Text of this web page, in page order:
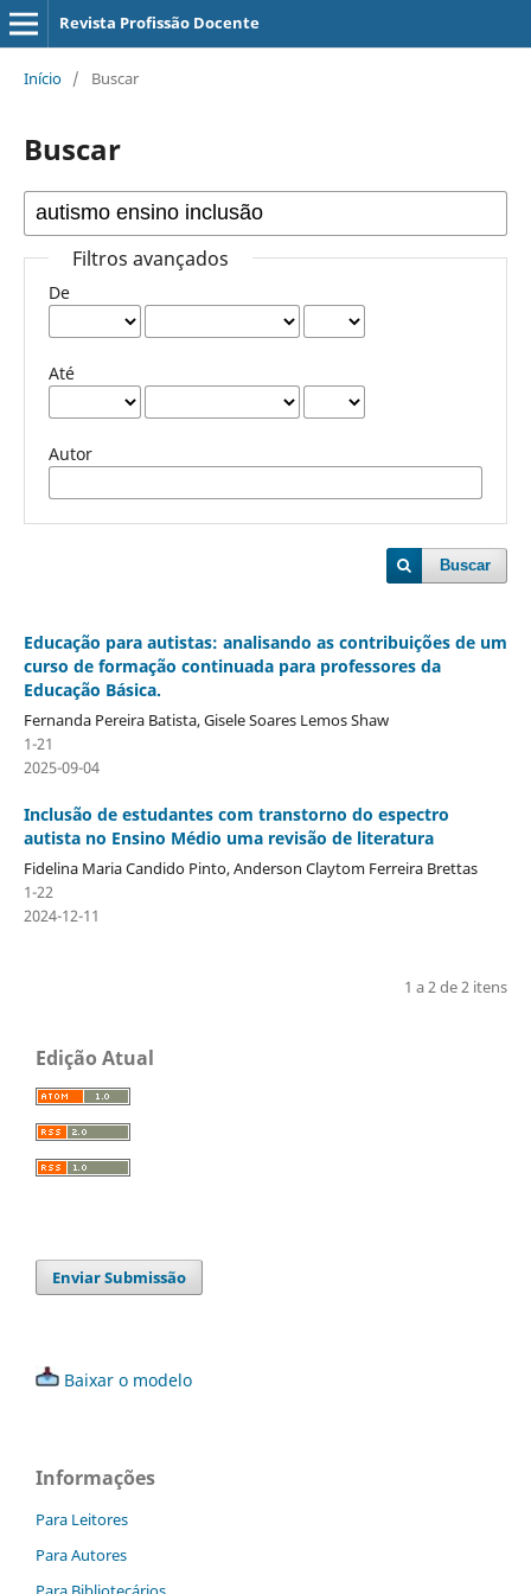
Revista Profissão Docente
Início / Buscar
Buscar
Filtros avançados
De
Até
Autor
Buscar
Educação para autistas: analisando as contribuições de um
curso de formação continuada para professores da
Educação Básica.
Fernanda Pereira Batista, Gisele Soares Lemos Shaw
1-21
2025-09-04
Inclusão de estudantes com transtorno do espectro
autista no Ensino Médio uma revisão de literatura
Fidelina Maria Candido Pinto, Anderson Claytom Ferreira Brettas
1-22
2024-12-11
1 a 2 de 2 itens
Edição Atual
Enviar Submissão
Baixar o modelo
Informações
Para Leitores
Para Autores